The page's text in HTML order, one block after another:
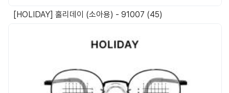
[HOLIDAY] 홀리데이 (소아용) - 91007 (45)